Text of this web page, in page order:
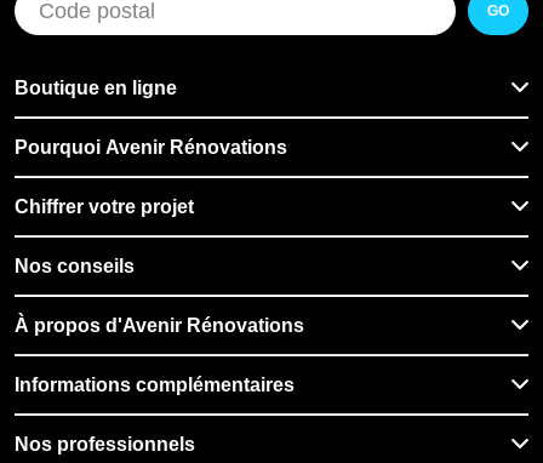
GO
Boutique en ligne
Pourquoi Avenir Rénovations
Chiffrer votre projet
Nos conseils
À propos d'Avenir Rénovations
Informations complémentaires
Nos professionnels